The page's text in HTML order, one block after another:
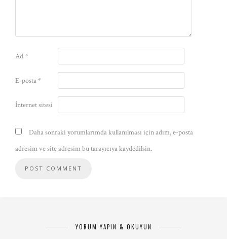
Ad*
E-posta*
İnternet sitesi
Daha sonraki yorumlarımda kullanılması için adım, e-posta
adresim ve site adresim bu tarayıcıya kaydedilsin.
YORUM YAPIN & OKUYUN